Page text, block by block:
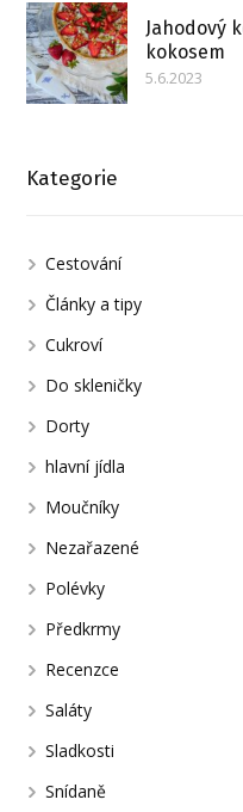
Jahodový
kokosem
5.6.2023
Kategorie
Cestování
Články a tipy
Cukroví
Do skleničky
Dorty
hlavní jídla
Moučníky
Nezařazené
Polévky
Předkrmy
Recenzce
Saláty
Sladkosti
Snídaně